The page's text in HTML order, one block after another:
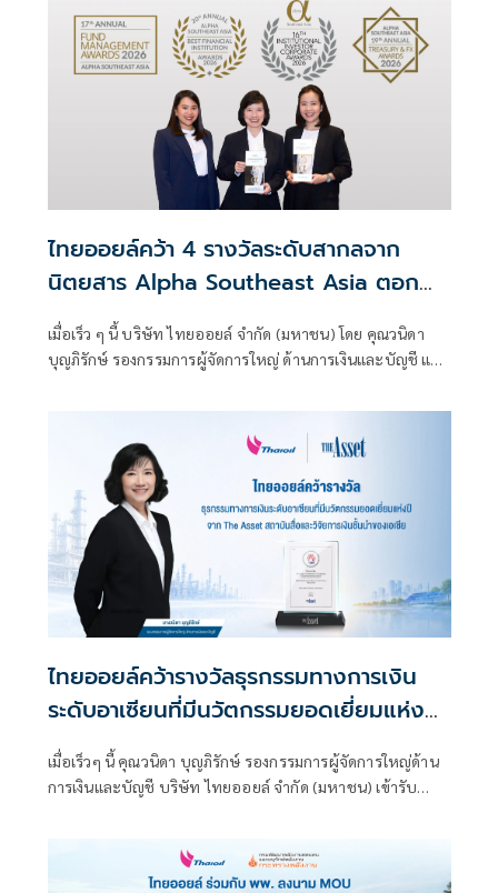
ไทยออยล์คว้า 4 รางวัลระดับสากลจาก
นิตยสาร Alpha Southeast Asia ตอกย้ำ
ความเป็นเลิศในการบริหารจัดการที่ยอด
เยี่ยม
เมื่อเร็ว ๆ นี้ บริษัท ไทยออยล์ จำกัด (มหาชน) โดย คุณวนิดา
บุญภิรักษ์ รองกรรมการผู้จัดการใหญ่ ด้านการเงินและบัญชี และ
เป็นผู้แทนบริษัทฯ เข้ารับ 4 รางวัล จากงาน Alpha Southeast
Asia's 16th Annual Institutional Investor Poll 2026 ณ
ประเทศสิงคโปร์
ไทยออยล์คว้ารางวัลธุรกรรมทางการเงิน
ระดับอาเซียนที่มีนวัตกรรมยอดเยี่ยมแห่งปี
จาก The Asset สถาบันสื่อและวิจัยการเงิน
ชั้นนำของเอเชีย
เมื่อเร็วๆ นี้ คุณวนิดา บุญภิรักษ์ รองกรรมการผู้จัดการใหญ่ด้าน
การเงินและบัญชี บริษัท ไทยออยล์ จำกัด (มหาชน) เข้ารับ